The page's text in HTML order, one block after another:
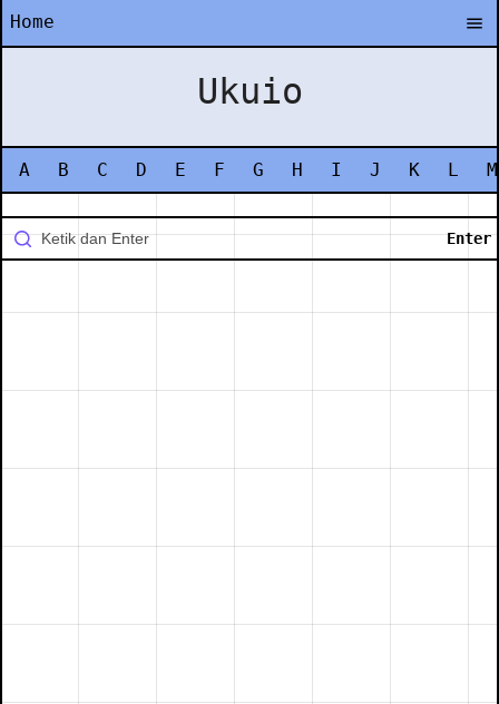
Home
Ukuio
A B C D E F G H I J K L M